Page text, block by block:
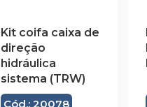
Kit coifa caixa de
direção
hidráulica
sistema (TRW)
Cód.: 20078